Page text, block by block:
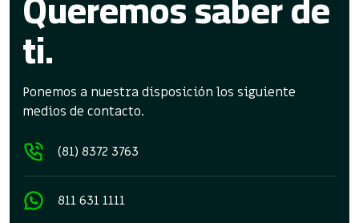
ti.
Ponemos a nuestra disposición los siguiente
medios de contacto.
(81) 8372 3763
811 631 1111